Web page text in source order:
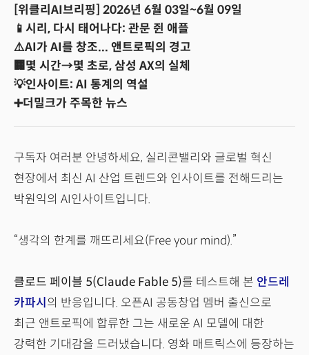
[위클리AI브리핑] 2026년 6월 03일~6월 09일
📱시리, 다시 태어나다: 관문 쥔 애플
⚠️AI가 AI를 창조... 앤트로픽의 경고
🏢몇 시간→몇 초로, 삼성 AX의 실체
💡인사이트: AI 통계의 역설
➕더밀크가 주목한 뉴스
구독자 여러분 안녕하세요, 실리콘밸리와 글로벌 혁신
현장에서 최신 AI 산업 트렌드와 인사이트를 전해드리는
박원익의 AI인사이트입니다.
“생각의 한계를 깨뜨리세요(Free your mind).”
클로드 페이블 5(Claude Fable 5)를 테스트해 본 안드레
카파시 의 반응입니다. 오픈AI 공동창업 멤버 출신으로
최근 앤트로픽에 합류한 그는 새로운 AI 모델에 대한
강력한 기대감을 드러냈습니다. 영화 매트릭스에 등장하는